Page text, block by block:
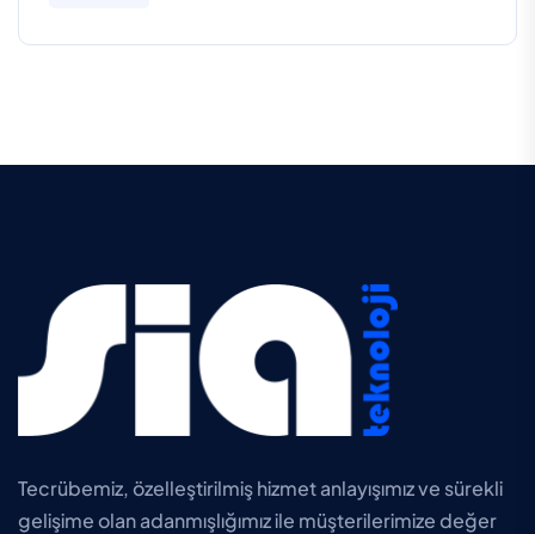
Tecrübemiz, özelleştirilmiş hizmet anlayışımız ve sürekli
gelişime olan adanmışlığımız ile müşterilerimize değer